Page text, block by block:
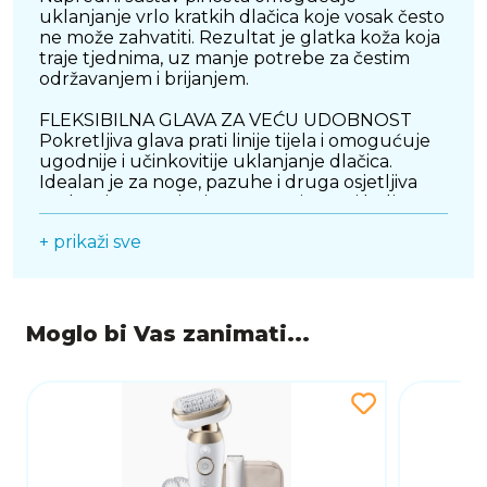
uklanjanje vrlo kratkih dlačica koje vosak često
ne može zahvatiti. Rezultat je glatka koža koja
traje tjednima, uz manje potrebe za čestim
održavanjem i brijanjem.
FLEKSIBILNA GLAVA ZA VEĆU UDOBNOST
Pokretljiva glava prati linije tijela i omogućuje
ugodnije i učinkovitije uklanjanje dlačica.
Idealan je za noge, pazuhe i druga osjetljiva
fleksibilnost i ugodnije iskustvo epilacije.
Korištenje u toploj vodi može pomoći smanjiti
BEŽIČAN RAD I PRAKTIČNOST
Bežični dizajn omogućuje slobodu pokreta i
jednostavnije korištenje bez ograničenja
kabela. Ergonomski oblik osigurava sigurno i
+ prikaži sve
Moglo bi Vas zanimati...